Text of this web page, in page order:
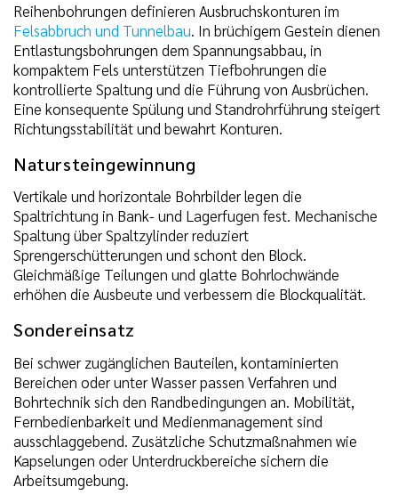
Reihenbohrungen definieren Ausbruchskonturen im
Felsabbruch und Tunnelbau. In brüchigem Gestein dienen
Entlastungsbohrungen dem Spannungsabbau, in
kompaktem Fels unterstützen Tiefbohrungen die
kontrollierte Spaltung und die Führung von Ausbrüchen.
Eine konsequente Spülung und Standrohrführung steigert
Richtungsstabilität und bewahrt Konturen.
Natursteingewinnung
Vertikale und horizontale Bohrbilder legen die
Spaltrichtung in Bank- und Lagerfugen fest. Mechanische
Spaltung über Spaltzylinder reduziert
Sprengerschütterungen und schont den Block.
Gleichmäßige Teilungen und glatte Bohrlochwände
erhöhen die Ausbeute und verbessern die Blockqualität.
Sondereinsatz
Bei schwer zugänglichen Bauteilen, kontaminierten
Bereichen oder unter Wasser passen Verfahren und
Bohrtechnik sich den Randbedingungen an. Mobilität,
Fernbedienbarkeit und Medienmanagement sind
ausschlaggebend. Zusätzliche Schutzmaßnahmen wie
Kapselungen oder Unterdruckbereiche sichern die
Arbeitsumgebung.